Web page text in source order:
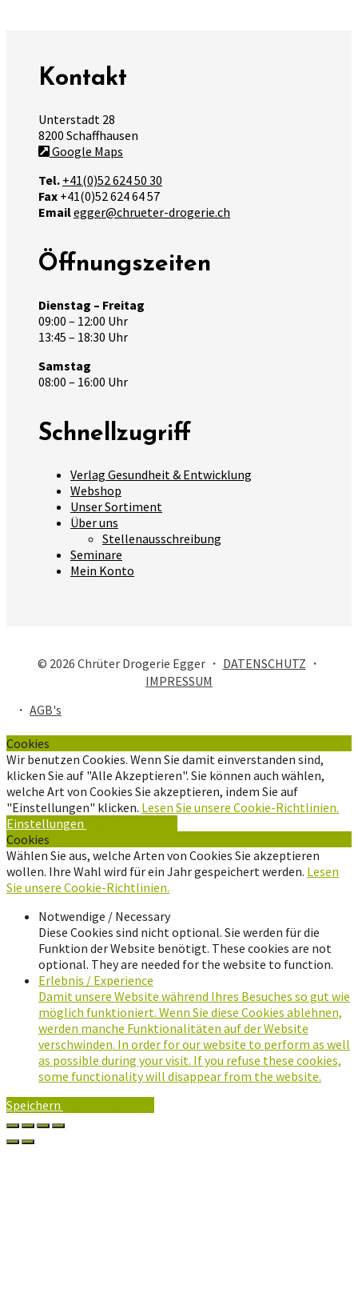
Kontakt
Unterstadt 28
8200 Schaffhausen
Google Maps
Tel. +41(0)52 624 50 30
Fax +41(0)52 624 64 57
Emailegger@chrueter-drogerie.ch
Öffnungszeiten
Dienstag – Freitag
09:00 – 12:00 Uhr
13:45 – 18:30 Uhr
Samstag
08:00 – 16:00 Uhr
Schnellzugriff
Verlag Gesundheit & Entwicklung
Webshop
Unser Sortiment
Über uns
Stellenausschreibung
Seminare
Mein Konto
© 2026 Chrüter Drogerie Egger ・ DATENSCHUTZ ・
IMPRESSUM
・ AGB's
Cookies
Wir benutzen Cookies. Wenn Sie damit einverstanden sind,
klicken Sie auf "Alle Akzeptieren". Sie können auch wählen,
welche Art von Cookies Sie akzeptieren, indem Sie auf
"Einstellungen" klicken. Lesen Sie unsere Cookie-Richtlinien.
Einstellungen
Cookies
Wählen Sie aus, welche Arten von Cookies Sie akzeptieren
wollen. Ihre Wahl wird für ein Jahr gespeichert werden. Lesen
Sie unsere Cookie-Richtlinien.
Notwendige / Necessary
Diese Cookies sind nicht optional. Sie werden für die
Funktion der Website benötigt. These cookies are not
optional. They are needed for the website to function.
Erlebnis / Experience
Damit unsere Website während Ihres Besuches so gut wie
möglich funktioniert. Wenn Sie diese Cookies ablehnen,
werden manche Funktionalitäten auf der Website
verschwinden. In order for our website to perform as well
as possible during your visit. If you refuse these cookies,
some functionality will disappear from the website.
Speichern